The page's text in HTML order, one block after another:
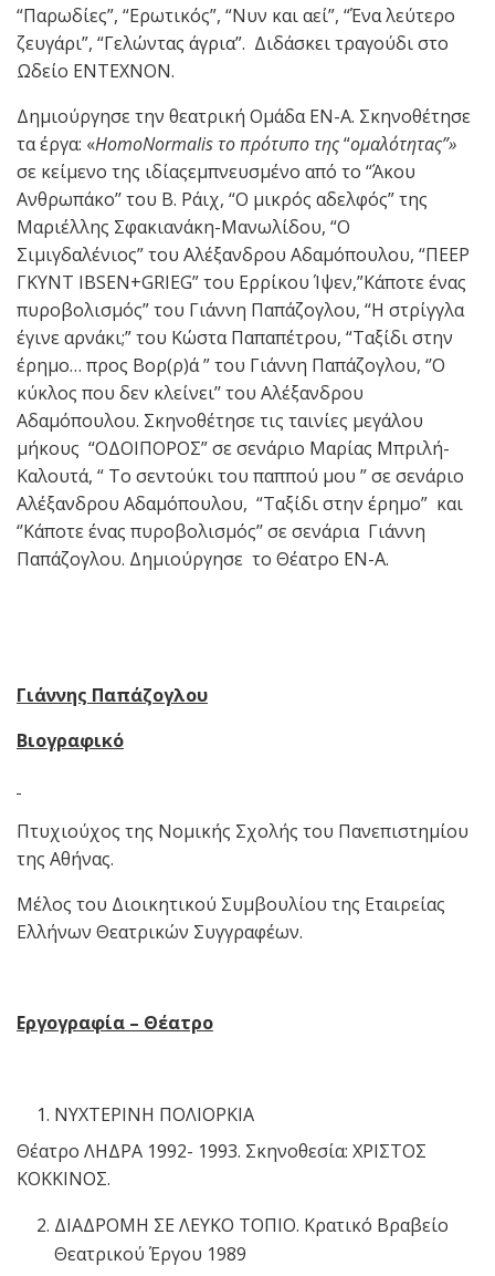
“Παρωδίες”, “Ερωτικός”, “Νυν και αεί”, “Ένα λεύτερο
ζευγάρι”, “Γελώντας άγρια”. Διδάσκει τραγούδι στο
Ωδείο ΕΝΤΕΧΝΟΝ.
Δημιούργησε την θεατρική Ομάδα ΕΝ-Α. Σκηνοθέτησε
τα έργα: «HomoNormalisτο πρότυπο της“ομαλότητας”»
σε κείμενο της ιδίαςεμπνευσμένο από το “Άκου
Ανθρωπάκο’’ του Β. Ράιχ, “Ο μικρός αδελφός” της
Μαριέλλης Σφακιανάκη-Μανωλίδου, “Ο
Σιμιγδαλένιος” του Αλέξανδρου Αδαμόπουλου, “ΠΕΕΡ
ΓΚΥΝΤ IBSEN+GRIEG” του Ερρίκου Ίψεν,”Κάποτε ένας
πυροβολισμός” του Γιάννη Παπάζογλου, “Η στρίγγλα
έγινε αρνάκι;” του Κώστα Παπαπέτρου, “Ταξίδι στην
έρημο… προς Βορ(ρ)ά ” του Γιάννη Παπάζογλου, ‘’Ο
κύκλος που δεν κλείνει’’ του Αλέξανδρου
Αδαμόπουλου. Σκηνοθέτησε τις ταινίες μεγάλου
μήκους “ΟΔΟΙΠΟΡΟΣ” σε σενάριο Μαρίας Μπριλή-
Καλουτά, “ Το σεντούκι του παππού μου ” σε σενάριο
Αλέξανδρου Αδαμόπουλου, “Ταξίδι στην έρημο” και
‘’Κάποτε ένας πυροβολισμός’’ σε σενάρια Γιάννη
Παπάζογλου. Δημιούργησε το Θέατρο ΕΝ-Α.
Γιάννης Παπάζογλου
Βιογραφικό
Πτυχιούχος της Νομικής Σχολής του Πανεπιστημίου
της Αθήνας.
Μέλος του Διοικητικού Συμβουλίου της Εταιρείας
Ελλήνων Θεατρικών Συγγραφέων.
Εργογραφία – Θέατρο
ΝΥΧΤΕΡΙΝΗ ΠΟΛΙΟΡΚΙΑ
Θέατρο ΛΗΔΡΑ 1992- 1993. Σκηνοθεσία: ΧΡΙΣΤΟΣ
ΚΟΚΚΙΝΟΣ.
ΔΙΑΔΡΟΜΗ ΣΕ ΛΕΥΚΟ ΤΟΠΙΟ. Κρατικό Βραβείο
Θεατρικού Έργου 1989